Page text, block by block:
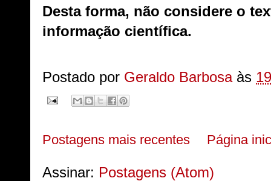
Desta forma, não considere o
informação científica.
Postado por Geraldo Barbosa às
Postagens mais recentes Página
Assinar: Postagens (Atom)